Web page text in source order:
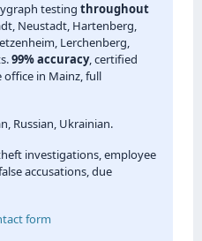
testing throughout
Neustadt, Hartenberg,
Lerchenberg,
99% accuracy, certified
office in Mainz, full
Russian, Ukrainian.
investigations, employee
accusations, due
form